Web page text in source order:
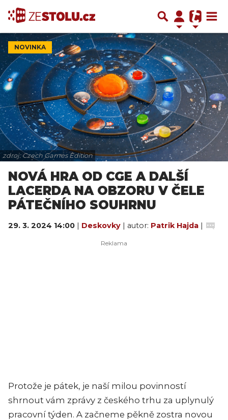
NOVINKA
zdroj: Czech Games Edition
NOVÁ HRA OD CGE A DALŠÍ
LACERDA NA OBZORU V ČELE
PÁTEČNÍHO SOUHRNU
29. 3. 2024 14:00 | Deskovky | autor: Patrik Hajda |
Protože je pátek, je naší milou povinností
shrnout vám zprávy z českého trhu za uplynulý
pracovní týden. A začneme pěkně zostra novou